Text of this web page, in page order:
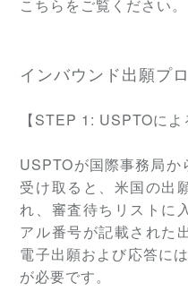
こちらをご覧ください。
インバウンド出願プ
【STEP 1: USPTOによ
USPTOが国際事務局か
受け取ると、米国の出
れ、審査待ちリストに
アル番号が記載された
電子出願および応答に
が必要です。